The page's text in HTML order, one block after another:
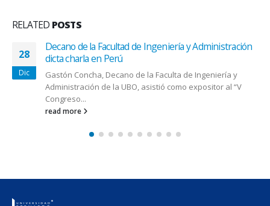
RELATED POSTS
28
Dic
Decano de la Facultad de Ingeniería y Administración
dicta charla en Perú
Gastón Concha, Decano de la Faculta de Ingeniería y
Administración de la UBO, asistió como expositor al “V
Congreso...
read more